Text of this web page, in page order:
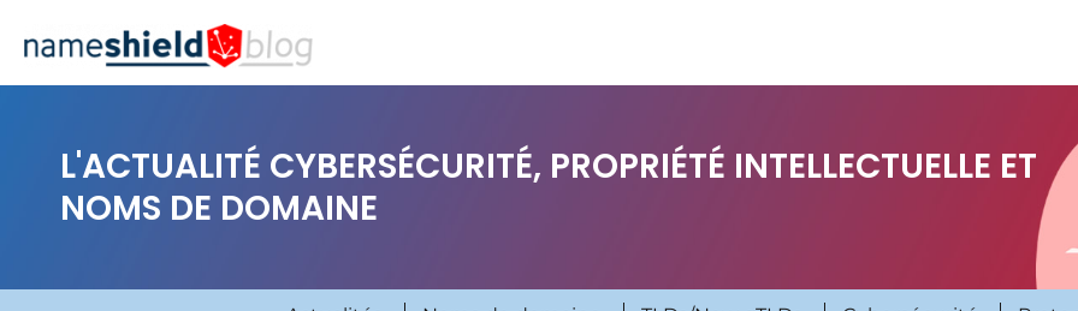
L'ACTUALITÉ CYBERSÉCURITÉ, PROPRIÉTÉ INTELLECTUELLE ET
NOMS DE DOMAINE